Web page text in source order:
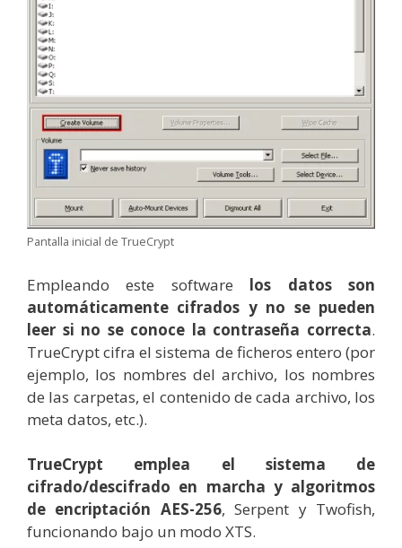
Pantalla inicial de TrueCrypt
Empleando este software los datos son
automáticamente cifrados y no se pueden
leer si no se conoce la contraseña correcta.
TrueCrypt cifra el sistema de ficheros entero (por
ejemplo, los nombres del archivo, los nombres
de las carpetas, el contenido de cada archivo, los
meta datos, etc.).
TrueCrypt emplea el sistema de
cifrado/descifrado en marcha y algoritmos
de encriptación AES-256, Serpent y Twofish,
funcionando bajo un modo XTS.